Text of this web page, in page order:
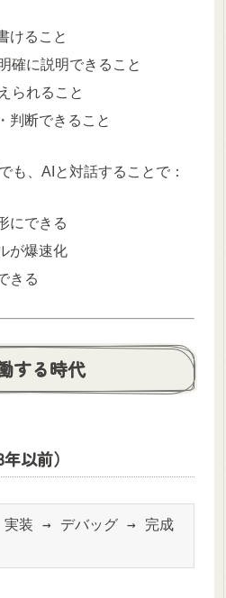
けること
確に説明できること
られること
判断できること
も、AIと対話することで：
にできる
が爆速化
きる
する時代
以前）
装 → デバッグ → 完成